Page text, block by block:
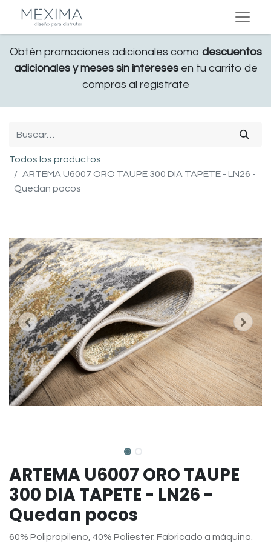
Obtén promociones adicionales como descuentos
adicionales y meses sin interesesen tu carrito de
compras al registrate
Todos los productos
ARTEMA U6007 ORO TAUPE 300 DIA TAPETE - LN26 -
Quedan pocos
ARTEMA U6007 ORO TAUPE
300 DIA TAPETE - LN26 -
Quedan pocos
60% Polipropileno, 40% Poliester. Fabricado a máquina.